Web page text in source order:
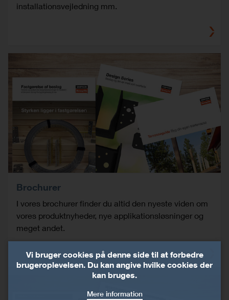
installationsvejledning mm.
Brochurer
I vores brochurer finder du altid den nyeste viden om
vores produktnyheder, nye applikationsløsninger og
meget andet.
Vi bruger cookies på denne side til at forbedre
brugeroplevelsen. Du kan angive hvilke cookies der
kan bruges.
Mere information